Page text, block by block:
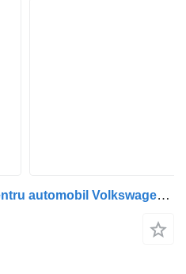
Disc frână 6R0615301A pentru automobil Volkswagen Golf IV Variant (1999)